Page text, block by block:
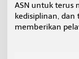
ASN untuk terus
kedisiplinan,
memberikan